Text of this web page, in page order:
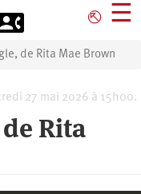
⎋ ☰
de Rita Mae Brown
27 mai 2026 à 15h00.
Rita